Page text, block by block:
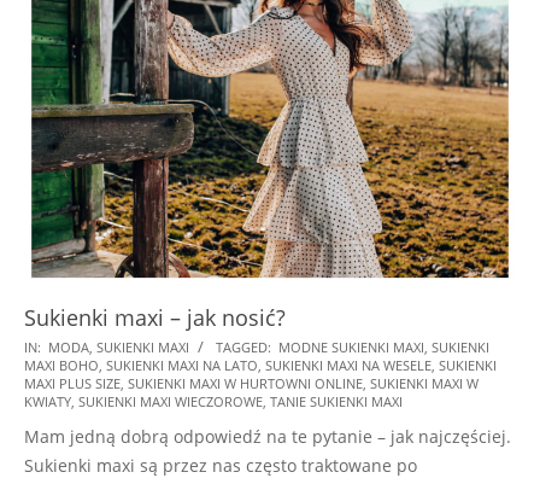
Sukienki maxi – jak nosić?
2021-
04-
18
IN: MODA SUKIENKI MAXI TAGGED: MODNE SUKIENKI MAXI SUKIENKI
MAXI BOHO SUKIENKI MAXI NA LATO SUKIENKI MAXI NA WESELE SUKIENKI
MAXI PLUS SIZE SUKIENKI MAXI W HURTOWNI ONLINE SUKIENKI MAXI W
KWIATY SUKIENKI MAXI WIECZOROWE TANIE SUKIENKI MAXI
Mam jedną dobrą odpowiedź na te pytanie – jak najczęściej.
Sukienki maxi są przez nas często traktowane po